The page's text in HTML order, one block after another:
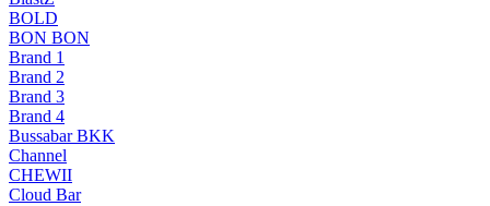
BOLD
BON BON
Brand 1
Brand 2
Brand 3
Brand 4
Bussabar BKK
Channel
CHEWII
Cloud Bar